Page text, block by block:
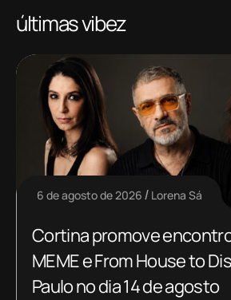
últimas vibez
6 de agosto de 2026 Lorena Sá
Cortina promove
MEME e From House to
Paulo no dia 14 de agosto